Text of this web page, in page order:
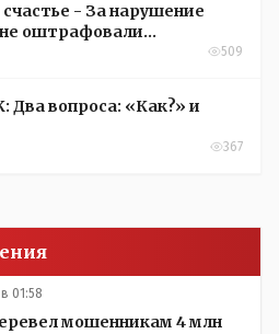
- За нарушение
оштрафовали
в Аркалыке
509
вопроса: «Как?» и
367
01:58
мошенникам 4 млн